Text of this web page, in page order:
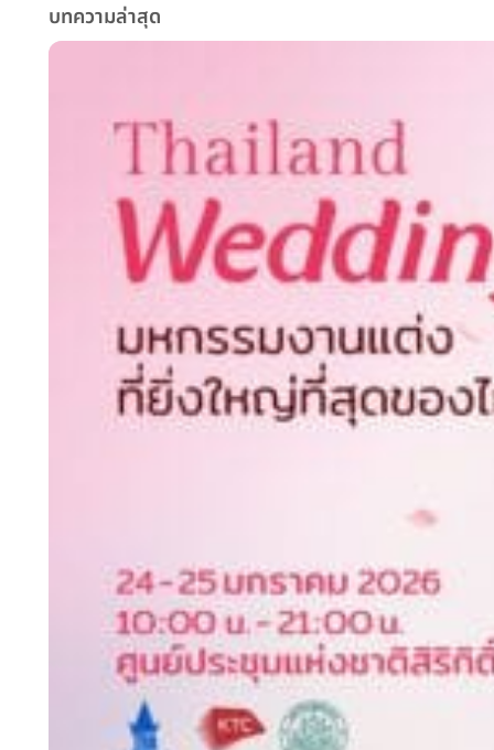
บทความล่าสุด